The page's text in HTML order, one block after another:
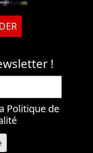
!
Politique de